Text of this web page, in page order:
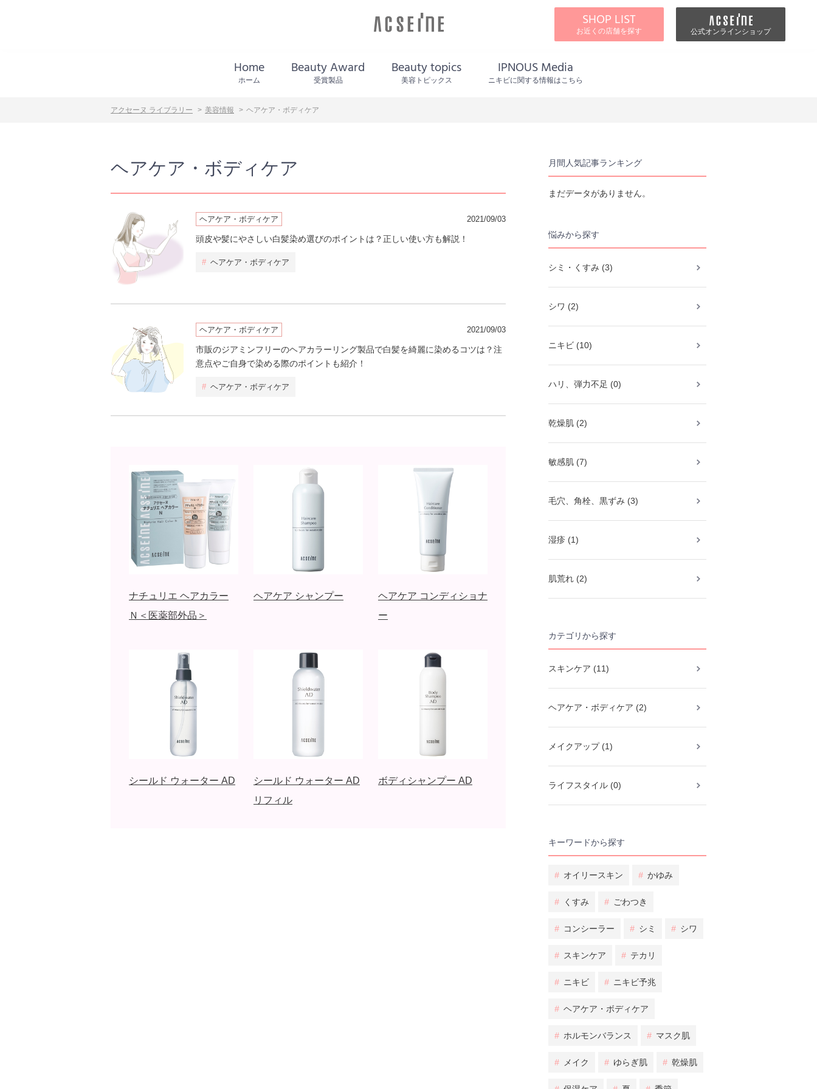
Home
ホーム
Beauty Award
受賞製品
Beauty topics
美容トピックス
IPNOUS Media
ニキビに関する情報はこちら
SHOP LIST
お近くの店舗を探す 公式オンラインショップ
アクセーヌ ライブラリー 美容情報 ヘアケア・ボディケア
ヘアケア・ボディケア
ヘアケア・ボディケア 2021/09/03
頭皮や髪にやさしい白髪染め選びのポイントは？正しい使い方も解説！
# ヘアケア・ボディケア
ヘアケア・ボディケア 2021/09/03
市販のジアミンフリーのヘアカラーリング製品で白髪を綺麗に染めるコツは？注
意点やご自身で染める際のポイントも紹介！
# ヘアケア・ボディケア
ナチュリエ ヘアカラー
Ｎ＜医薬部外品＞
ヘアケア シャンプー
ヘアケア コンディショナ
ー
シールド ウォーター AD
シールド ウォーター AD
リフィル
ボディシャンプー AD
月間人気記事ランキング
まだデータがありません。
悩みから探す
シミ・くすみ (3)
シワ (2)
ニキビ (10)
ハリ、弾力不足 (0)
乾燥肌 (2)
敏感肌 (7)
毛穴、角栓、黒ずみ (3)
湿疹 (1)
肌荒れ (2)
カテゴリから探す
スキンケア (11)
ヘアケア・ボディケア (2)
メイクアップ (1)
ライフスタイル (0)
キーワードから探す
# オイリースキン # かゆみ
# くすみ # ごわつき
# コンシーラー # シミ # シワ
# スキンケア # テカリ
# ニキビ # ニキビ予兆
# ヘアケア・ボディケア
# ホルモンバランス # マスク肌
# メイク # ゆらぎ肌 # 乾燥肌